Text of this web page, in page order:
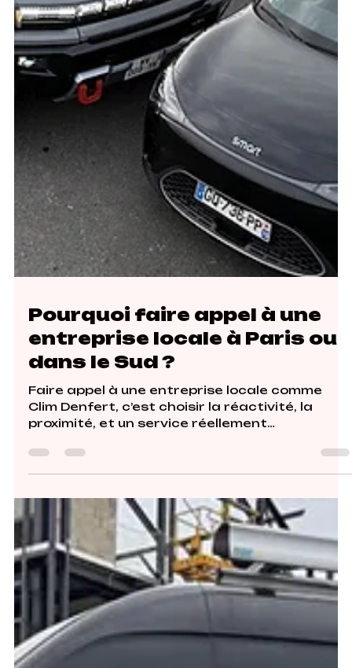
Pourquoi faire appel à une
dans le Sud ?
Faire appel à une entreprise locale comme
proximité, et un service réellement
personnalisé....